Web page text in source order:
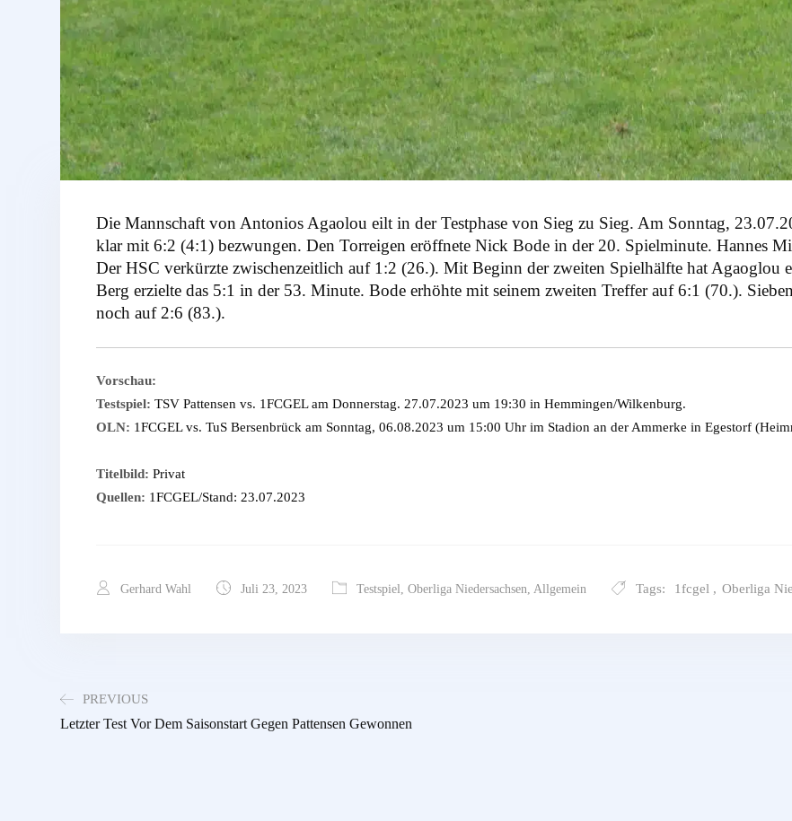
Die Mannschaft von Antonios Agaolou eilt in der Testphase von Sieg zu Sieg. Am Sonntag,
klar mit 6:2 (4:1) bezwungen. Den Torreigen eröffnete Nick Bode in der 20. Spielminute. Hannes
Der HSC verkürzte zwischenzeitlich auf 1:2 (26.). Mit Beginn der zweiten Spielhälfte hat Agaoglou
Berg erzielte das 5:1 in der 53. Minute. Bode erhöhte mit seinem zweiten Treffer auf 6:1 (70.).
noch auf 2:6 (83.).
Vorschau:
Testspiel: TSV Pattensen vs. 1FCGEL am Donnerstag. 27.07.2023 um 19:30 in Hemmingen/Wilkenburg.
OLN: 1FCGEL vs. TuS Bersenbrück am Sonntag, 06.08.2023 um 15:00 Uhr im Stadion an der Ammerke in Egestorf
Titelbild: Privat
Quellen: 1FCGEL/Stand: 23.07.2023
Gerhard Wahl Juli 23, 2023 Testspiel Oberliga Niedersachsen Allgemein Tags: 1fcgel , Oberliga
PREVIOUS
Letzter Test Vor Dem Saisonstart Gegen Pattensen Gewonnen